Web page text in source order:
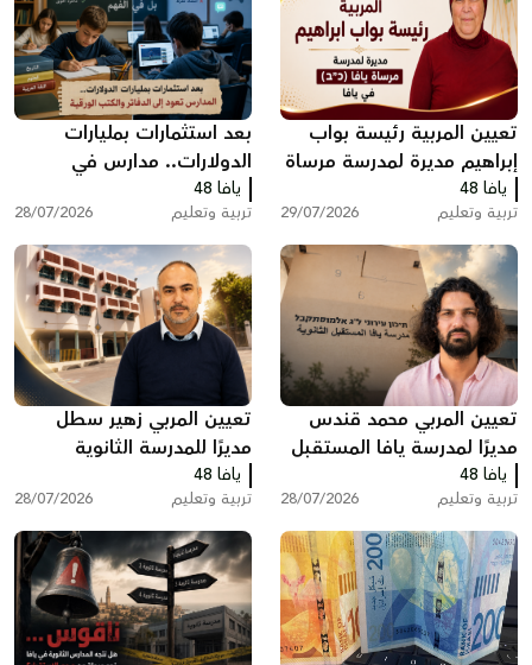
تعيين المربية رئيسة بواب
إبراهيم مديرة لمدرسة مرساة
يافا (כ”ב)
يافا 48
تربية وتعليم 29/07/2026
بعد استثمارات بمليارات
الدولارات.. مدارس في
الولايات المتحدة تعود إلى
الدفاتر والكتب الورقية
يافا 48
تربية وتعليم 28/07/2026
تعيين المربي محمد قندس
مديرًا لمدرسة يافا المستقبل
الثانوية
يافا 48
تربية وتعليم 28/07/2026
تعيين المربي زهير سطل
مديرًا للمدرسة الثانوية
الشاملة في يافا
يافا 48
تربية وتعليم 28/07/2026